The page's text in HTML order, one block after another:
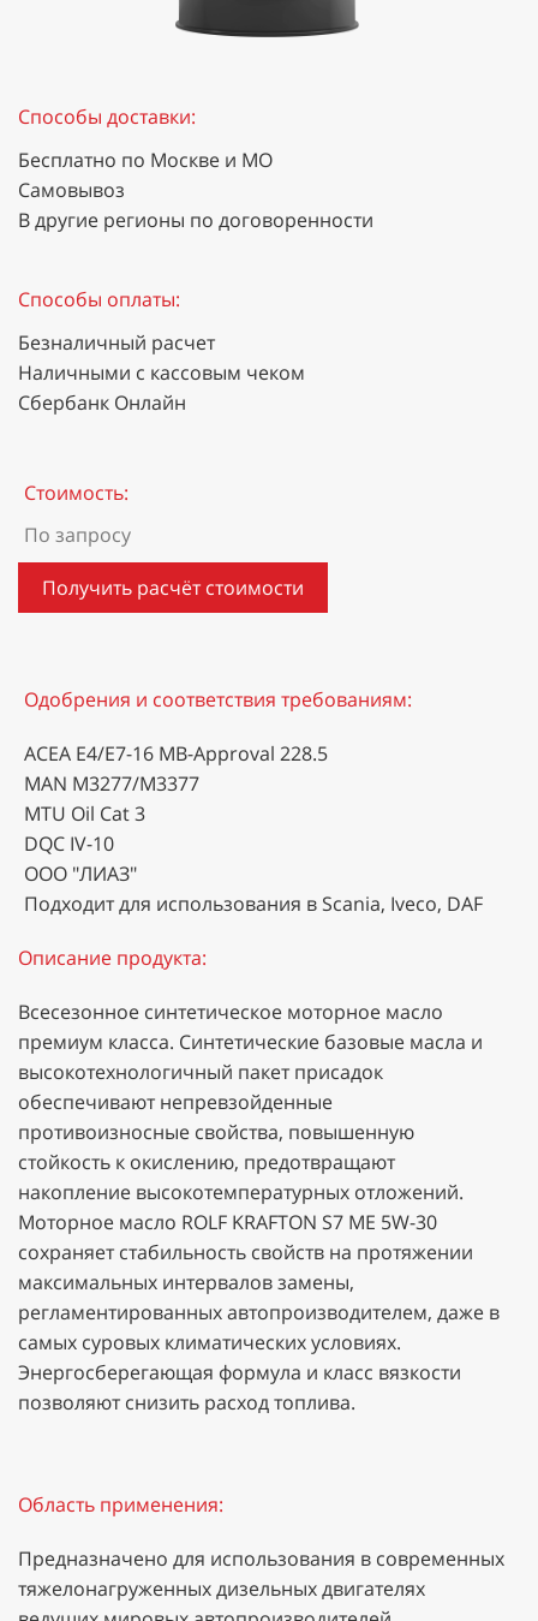
Способы доставки:
Бесплатно по Москве и МО
Самовывоз
В другие регионы по договоренности
Способы оплаты:
Безналичный расчет
Наличными с кассовым чеком
Сбербанк Онлайн
Стоимость:
По запросу
Получить расчёт стоимости
Одобрения и соответствия требованиям:
ACEA E4/E7-16 MB-Approval 228.5
MAN M3277/M3377
MTU Oil Cat 3
DQC IV-10
ООО "ЛИАЗ"
Подходит для использования в Scania, Iveco, DAF
Описание продукта:
Всесезонное синтетическое моторное масло
премиум класса. Синтетические базовые масла и
высокотехнологичный пакет присадок
обеспечивают непревзойденные
противоизносные свойства, повышенную
стойкость к окислению, предотвращают
накопление высокотемпературных отложений.
Моторное масло ROLF KRAFTON S7 ME 5W-30
сохраняет стабильность свойств на протяжении
максимальных интервалов замены,
регламентированных автопроизводителем, даже в
самых суровых климатических условиях.
Энергосберегающая формула и класс вязкости
позволяют снизить расход топлива.
Область применения:
Предназначено для использования в современных
тяжелонагруженных дизельных двигателях